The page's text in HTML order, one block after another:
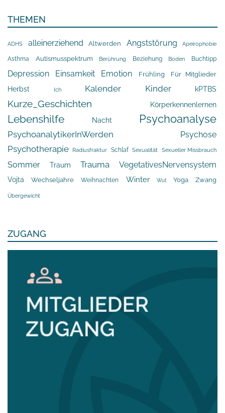
THEMEN
ADHS alleinerziehend Altwerden Angststörung Apeirophobie
Asthma Autismusspektrum Berührung Beziehung Boden Buchtipp
Depression Einsamkeit Emotion Frühling Für Mitglieder
Herbst Ich Kalender Kinder kPTBS
Kurze_Geschichten Körperkennenlernen
Lebenshilfe Nacht Psychoanalyse
PsychoanalytikerInWerden Psychose
Psychotherapie Radiusfraktur Schlaf Sexualität Sexueller Missbrauch
Sommer Traum Trauma VegetativesNervensystem
Vojta Wechseljahre Weihnachten Winter Wut Yoga Zwang
Übergewicht
ZUGANG